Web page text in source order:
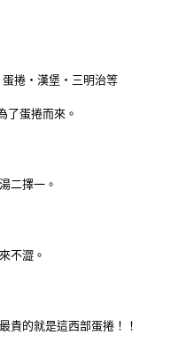
蛋捲‧漢堡‧三明治等
了蛋捲而來。
二擇一。
不澀。
貴的就是這西部蛋捲！！